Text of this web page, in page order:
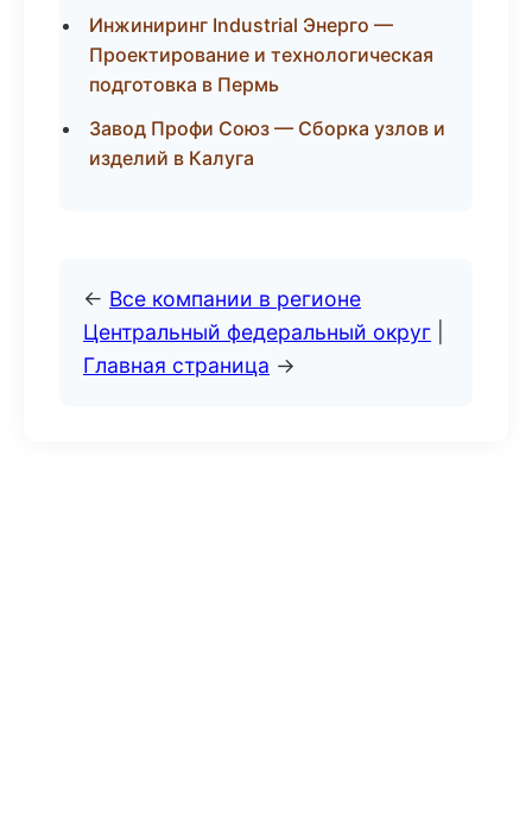
Инжиниринг Industrial Энерго —
Проектирование и технологическая
подготовка в Пермь
Завод Профи Союз — Сборка узлов и
изделий в Калуга
← Все компании в регионе
Центральный федеральный округ
Главная страница →